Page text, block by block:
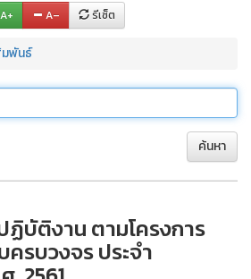
A+ A– รีเซ็ต
มพันธ์
ค้นหา
ฏิบัติงาน ตามโครงการ
รบวงจร ประจำ